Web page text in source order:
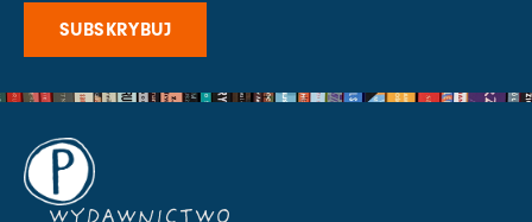
SUBSKRYBUJ